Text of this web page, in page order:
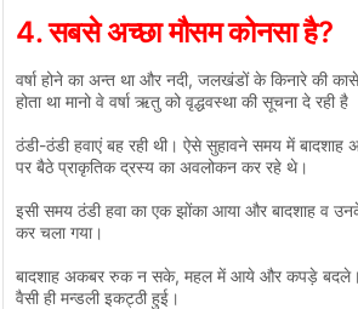
4. सबसे अच्छा मौसम कोनसा है?
वर्षा होने का अन्त था और नदी, जलखंडों के किनारे की
होता था मानो वे वर्षा ऋतु को वृद्धवस्था की सूचना दे रही है
ठंडी-ठंडी हवाएं बह रही थी। ऐसे सुहावने समय में बादशाह
पर बैठे प्राकृतिक द्रस्य का अवलोकन कर रहे थे।
इसी समय ठंडी हवा का एक झोंका आया और बादशाह व
कर चला गया।
बादशाह अकबर रुक न सके, महल में आये और कपड़े बदले।
वैसी ही मन्डली इकट्ठी हुई।